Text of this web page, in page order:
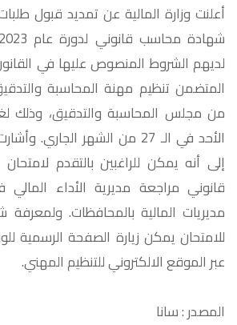
أعلنت وزارة المالية عن تمديد قبول
المتضمن تنظيم مهنة المحاسبة
من مجلس المحاسبة والتدقيق، وذلك
الأحد في الـ 27 من الشهر
إلى أنه يمكن للراغبين بالتقدم
قانوني مراجعة مديرية الأداء المالي
مديريات المالية بالمحافظات.
للامتحان يمكن زيارة الصفحة الرسمية
عبر الموقع الالكتروني للتنظيم المهني.
المصدر : سانا